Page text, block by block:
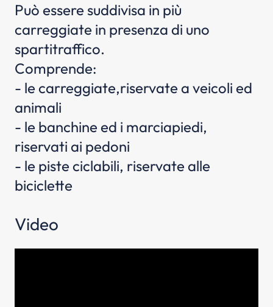
Può essere suddivisa in più
carreggiate in presenza di uno
spartitraffico.
Comprende:
- le carreggiate,riservate a veicoli ed
animali
- le banchine ed i marciapiedi,
riservati ai pedoni
- le piste ciclabili, riservate alle
biciclette
Video